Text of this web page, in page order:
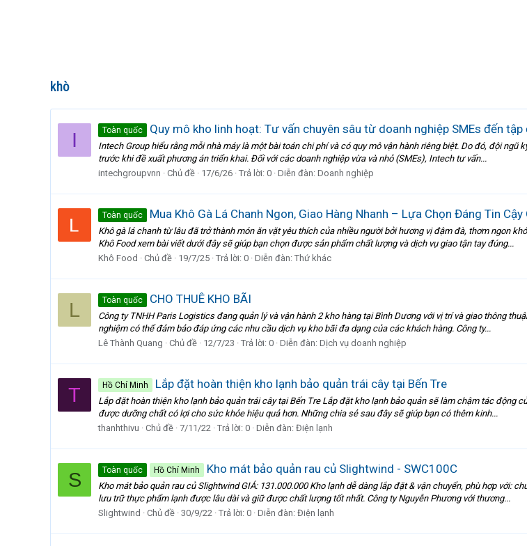
khò
I Toàn quốc Quy mô kho linh hoạt: Tư vấn chuyên sâu từ doanh nghiệp SMEs đến
Intech Group hiểu rằng mỗi nhà máy là một bài toán chi phí và có quy mô vận hành riêng biệt. Do đó, đội
trước khi đề xuất phương án triển khai. Đối với các doanh nghiệp vừa và nhỏ (SMEs), Intech tư vấn...
intechgroupvnn
Chủ đề 17/6/26 Trả lời: 0 Diễn đàn: Doanh nghiệp
Toàn quốc Mua Khô Gà Lá Chanh Ngon, Giao Hàng Nhanh – Lựa Chọn Đáng Tin Cậy
Khô gà lá chanh từ lâu đã trở thành món ăn vặt yêu thích của nhiều người bởi hương vị đậm đà, thơm ngon
Khô Food xem bài viết dưới đây sẽ giúp bạn chọn được sản phẩm chất lượng và dịch vụ giao tận tay đúng...
Khô Food
Chủ đề 19/7/25 Trả lời: 0 Diễn đàn: Thứ khác
L Toàn quốc CHO THUÊ KHO BÃI
Công ty TNHH Paris Logistics đang quản lý và vận hành 2 kho hàng tại Bình Dương với vị trí và giao thông
nghiệm có thể đảm bảo đáp ứng các nhu cầu dịch vụ kho bãi đa dạng của các khách hàng. Công ty...
Lê Thành Quang
Chủ đề 12/7/23 Trả lời: 0 Diễn đàn: Dịch vụ doanh nghiệp
T Hồ Chí Minh Lắp đặt hoàn thiện kho lạnh bảo quản trái cây tại Bến Tre
Lắp đặt hoàn thiện kho lạnh bảo quản trái cây tại Bến Tre Lắp đặt kho lạnh bảo quản sẽ làm chậm tác động
được dưỡng chất có lợi cho sức khỏe hiệu quả hơn. Những chia sẻ sau đây sẽ giúp bạn có thêm kinh...
thanhthivu
Chủ đề 7/11/22 Trả lời: 0 Diễn đàn: Điện lạnh
S Toàn quốc Hồ Chí Minh Kho mát bảo quản rau củ Slightwind - SWC100C
Kho mát bảo quản rau củ Slightwind GIÁ: 131.000.000 Kho lạnh dễ dàng lắp đặt & vận chuyển, phù hợp với:
lưu trữ thực phẩm lạnh được lâu dài và giữ được chất lượng tốt nhất. Công ty Nguyễn Phương với thương...
Slightwind
Chủ đề 30/9/22 Trả lời: 0 Diễn đàn: Điện lạnh